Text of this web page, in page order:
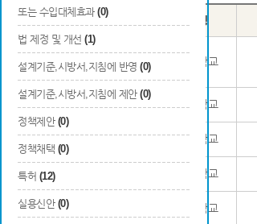
또는 수입대체효과 (0)
법 제정 및 개선 (1)
설계기준,시방서,지침에 반영 (0)
설계기준,시방서,지침에 제안 (0)
정책제안 (0)
정책채택 (0)
특허 (12)
실용신안 (0)
번호 이름 학교명
1 김병주 부산대학교
부산대학교
3 민진규 부산대학교
4 부산대학교
5 부산대학교